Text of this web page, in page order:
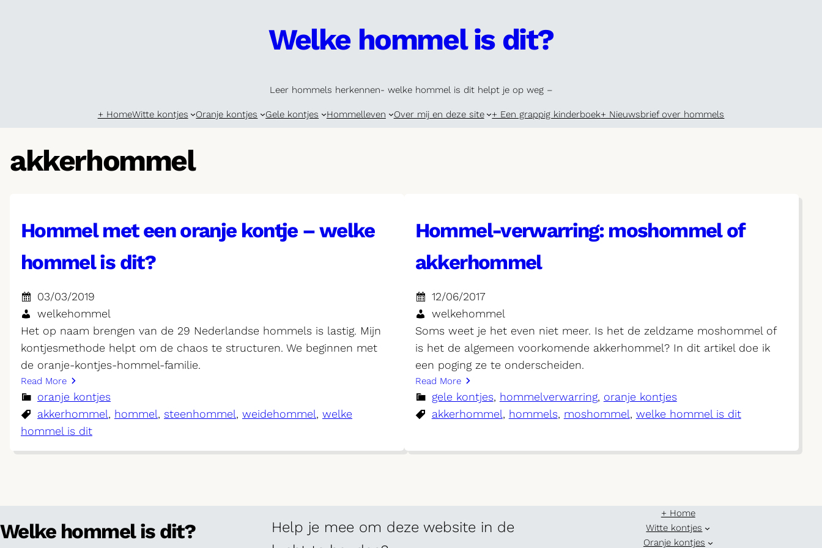
Welke hommel is dit?
Leer hommels herkennen- welke hommel is dit helpt je op weg –
+ HomeWitte kontjes Oranje kontjes Gele kontjes Hommelleven Over mij en deze site + Een grappig kinderboek+ Nieuwsbrief over hommels
akkerhommel
Hommel met een oranje kontje – welke
hommel is dit?
03/03/2019
welkehommel
Het op naam brengen van de 29 Nederlandse hommels is lastig. Mijn
kontjesmethode helpt om de chaos te structuren. We beginnen met
de oranje-kontjes-hommel-familie.
Read More
oranje kontjes
akkerhommel, hommel, steenhommel, weidehommel, welke
hommel is dit
Hommel-verwarring: moshommel of
akkerhommel
12/06/2017
welkehommel
Soms weet je het even niet meer. Is het de zeldzame moshommel of
is het de algemeen voorkomende akkerhommel? In dit artikel doe ik
een poging ze te onderscheiden.
Read More
gele kontjes, hommelverwarring, oranje kontjes
akkerhommel, hommels, moshommel, welke hommel is dit
Welke hommel is dit?
Help je mee om deze website in de
+ Home
Witte kontjes
Oranje kontjes